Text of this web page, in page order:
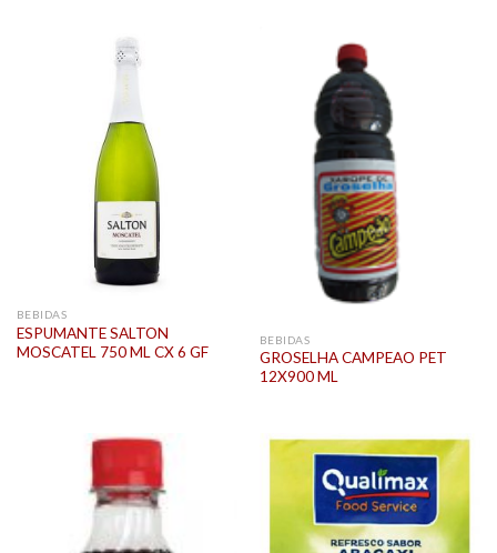
BEBIDAS
ESPUMANTE SALTON
MOSCATEL 750 ML CX 6 GF
BEBIDAS
GROSELHA CAMPEAO PET
12X900 ML